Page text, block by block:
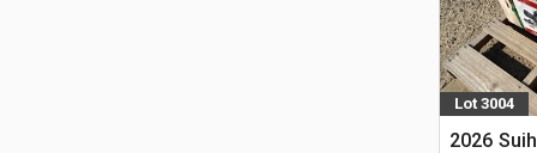
Lot 3004
2026